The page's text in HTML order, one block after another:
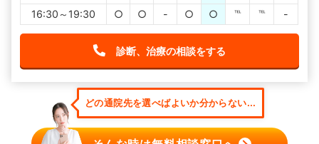
16:30～19:30
○ ○ - ○ ○ ℡ ℡ -
診断、治療の相談をする
どの通院先を選べばよいか分からない...